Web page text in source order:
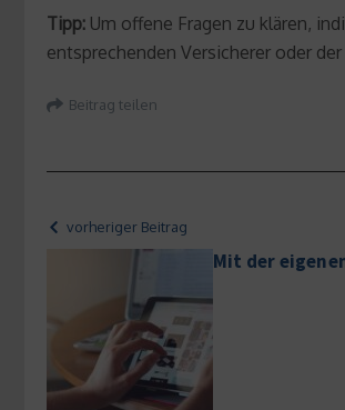
Tipp: Um offene Fragen zu klären,
entsprechenden Versicherer oder
Beitrag teilen
vorheriger Beitrag
Mit der